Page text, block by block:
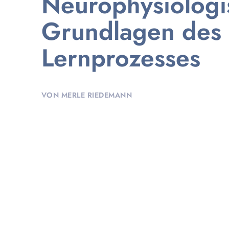
Grundlagen des
Lernprozesses
VON MERLE RIEDEMANN